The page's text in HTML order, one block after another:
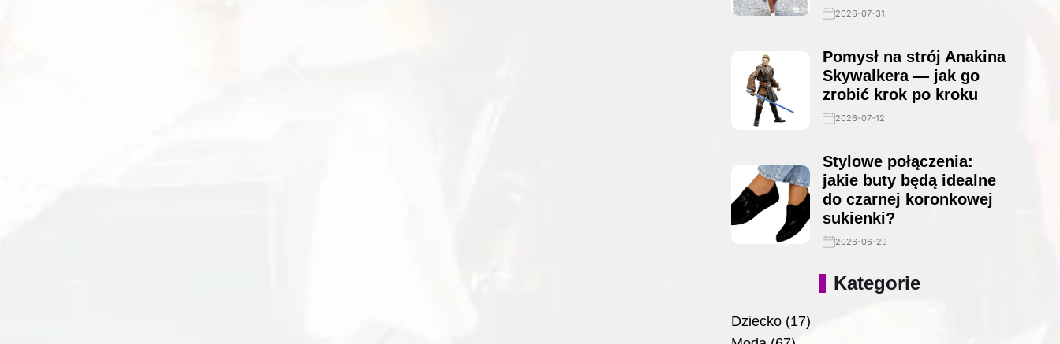
2026-07-31
Pomysł na strój Anakina
Skywalkera — jak go
zrobić krok po kroku
2026-07-12
Stylowe połączenia:
jakie buty będą idealne
do czarnej koronkowej
sukienki?
2026-06-29
Kategorie
Dziecko(17)